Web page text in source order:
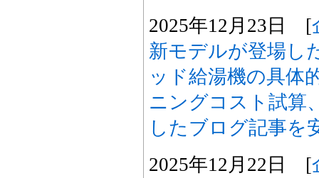
2025年12月23日 [
新モデルが登場し
ッド給湯機の具体
ニングコスト試算
したブログ記事を
2025年12月22日 [